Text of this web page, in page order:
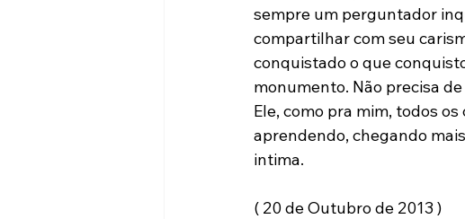
sempre um perguntador
compartilhar com seu
conquistado o que
monumento. Não precisa
Ele, como pra mim, todos
aprendendo, chegando
intima.
( 20 de Outubro de 2013 )